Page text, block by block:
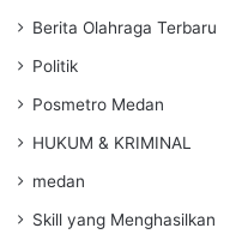
Berita Olahraga Terbaru
Politik
Posmetro Medan
HUKUM & KRIMINAL
medan
Skill yang Menghasilkan